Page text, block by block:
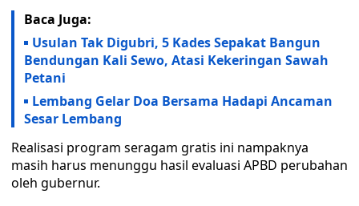
Baca Juga:
Usulan Tak Digubri, 5 Kades Sepakat Bangun
Bendungan Kali Sewo, Atasi Kekeringan Sawah
Petani
Lembang Gelar Doa Bersama Hadapi Ancaman
Sesar Lembang
Realisasi program seragam gratis ini nampaknya
masih harus menunggu hasil evaluasi APBD perubahan
oleh gubernur.